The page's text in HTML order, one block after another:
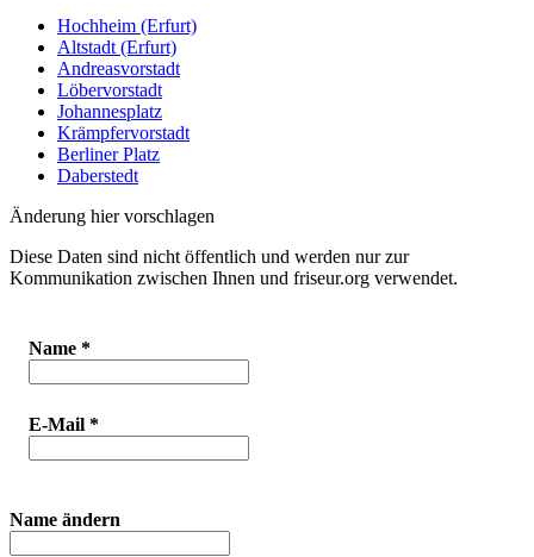
Hochheim (Erfurt)
Altstadt (Erfurt)
Andreasvorstadt
Löbervorstadt
Johannesplatz
Krämpfervorstadt
Berliner Platz
Daberstedt
Änderung hier vorschlagen
Diese Daten sind nicht öffentlich und werden nur zur
Kommunikation zwischen Ihnen und friseur.org verwendet.
Name *
E-Mail *
Name ändern